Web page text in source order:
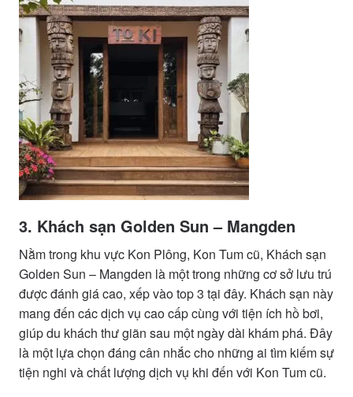
3. Khách sạn Golden Sun – Mangden
Nằm trong khu vực Kon Plông, Kon Tum cũ, Khách sạn
Golden Sun – Mangden là một trong những cơ sở lưu trú
được đánh giá cao, xếp vào top 3 tại đây. Khách sạn này
mang đến các dịch vụ cao cấp cùng với tiện ích hồ bơi,
giúp du khách thư giãn sau một ngày dài khám phá. Đây
là một lựa chọn đáng cân nhắc cho những ai tìm kiếm sự
tiện nghi và chất lượng dịch vụ khi đến với Kon Tum cũ.